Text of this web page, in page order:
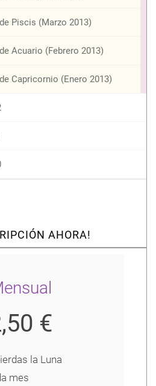
Piscis (Marzo 2013)
Acuario (Febrero 2013)
Capricornio (Enero 2013)
AHORA!
€
la Luna
mes